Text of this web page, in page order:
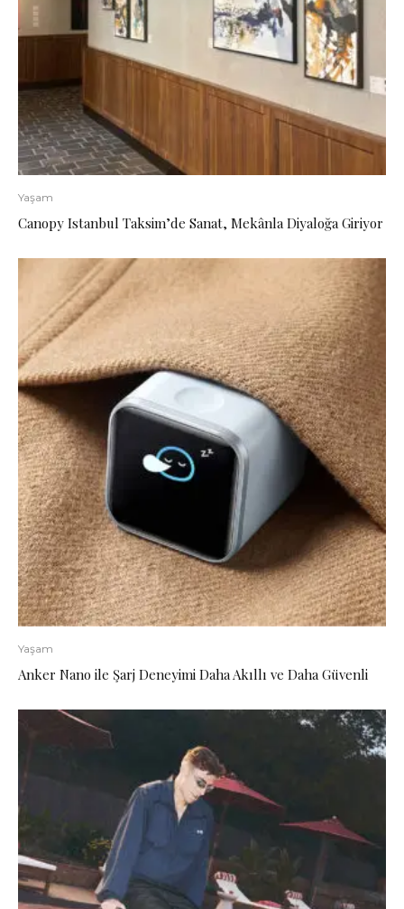
Yaşam
Canopy Istanbul Taksim’de Sanat, Mekânla Diyaloğa Giriyor
Yaşam
Anker Nano ile Şarj Deneyimi Daha Akıllı ve Daha Güvenli